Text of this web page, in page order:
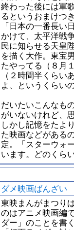
終わった後には軍
るというおまけつ
「日本の一番長い
かけて、太平洋戦
民に知らせる天皇
を描く大作。東宝
たやってる（８月
（２時間半くらい
よ、というくらい
だいたいこんなも
がいないけれど、
しかし記憶をたよ
た映画などがある
定。「スターウォ
います。どのくら
ダメ映画ばんざい
東映まんがまつり
のはアニメ映画編
ダー」のことを書